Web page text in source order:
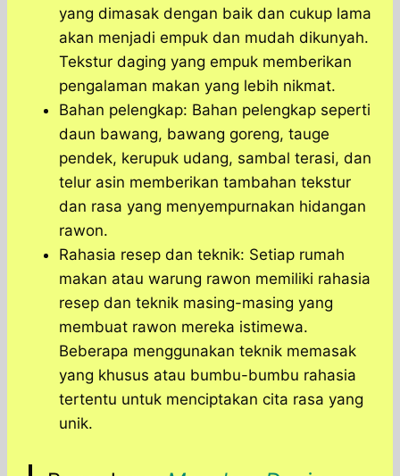
yang dimasak dengan baik dan cukup lama
akan menjadi empuk dan mudah dikunyah.
Tekstur daging yang empuk memberikan
pengalaman makan yang lebih nikmat.
Bahan pelengkap: Bahan pelengkap seperti
daun bawang, bawang goreng, tauge
pendek, kerupuk udang, sambal terasi, dan
telur asin memberikan tambahan tekstur
dan rasa yang menyempurnakan hidangan
rawon.
Rahasia resep dan teknik: Setiap rumah
makan atau warung rawon memiliki rahasia
resep dan teknik masing-masing yang
membuat rawon mereka istimewa.
Beberapa menggunakan teknik memasak
yang khusus atau bumbu-bumbu rahasia
tertentu untuk menciptakan cita rasa yang
unik.